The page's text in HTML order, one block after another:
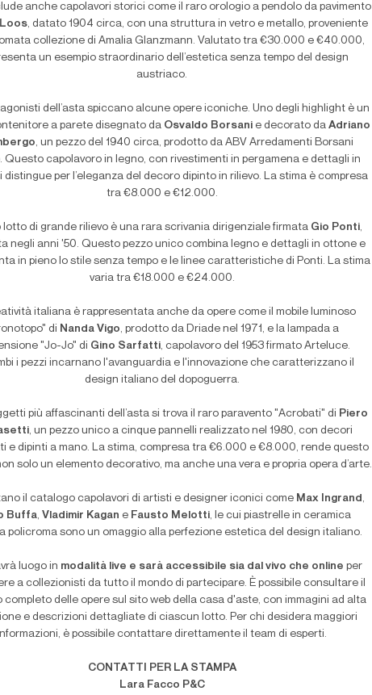
anche capolavori storici come il raro orologio a pendolo da pavimento
, datato 1904 circa, con una struttura in vetro e metallo, proveniente
collezione di Amalia Glanzmann. Valutato tra €30.000 e €40.000,
un esempio straordinario dell’estetica senza tempo del design
austriaco.
dell’asta spiccano alcune opere iconiche. Uno degli highlight è un
a parete disegnato da Osvaldo Borsanie decorato da Adriano
, un pezzo del 1940 circa, prodotto da ABV Arredamenti Borsani
Questo capolavoro in legno, con rivestimenti in pergamena e dettagli in
distingue per l’eleganza del decoro dipinto in rilievo. La stima è compresa
tra €8.000 e €12.000.
lotto di grande rilievo è una rara scrivania dirigenziale firmata Gio Ponti,
negli anni '50. Questo pezzo unico combina legno e dettagli in ottone e
in pieno lo stile senza tempo e le linee caratteristiche di Ponti. La stima
varia tra €18.000 e €24.000.
italiana è rappresentata anche da opere come il mobile luminoso
di Nanda Vigo, prodotto da Driade nel 1971, e la lampada a
"Jo-Jo" di Gino Sarfatti, capolavoro del 1953 firmato Arteluce.
i pezzi incarnano l'avanguardia e l'innovazione che caratterizzano il
design italiano del dopoguerra.
più affascinanti dell’asta si trova il raro paravento "Acrobati" di Piero
, un pezzo unico a cinque pannelli realizzato nel 1980, con decori
e dipinti a mano. La stima, compresa tra €6.000 e €8.000, rende questo
solo un elemento decorativo, ma anche una vera e propria opera d’arte.
il catalogo capolavori di artisti e designer iconici come Max Ingrand ,
Buffa, Vladimir Kagan e Fausto Melotti, le cui piastrelle in ceramica
policroma sono un omaggio alla perfezione estetica del design italiano.
luogo in modalità live e sarà accessibile sia dal vivo che onlineper
a collezionisti da tutto il mondo di partecipare. È possibile consultare il
completo delle opere sul sito web della casa d'aste, con immagini ad alta
e descrizioni dettagliate di ciascun lotto. Per chi desidera maggiori
è possibile contattare direttamente il team di esperti.
CONTATTI PER LA STAMPA
Lara Facco P&C